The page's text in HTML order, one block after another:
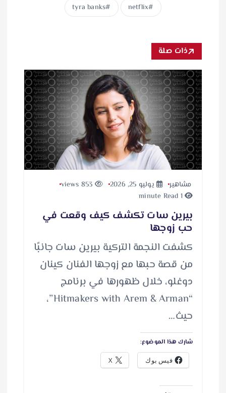
netflix
tyra banks
ذات صلة
مشاهير يوليو 25, 2026
1 minute Read
بيرين سات تكشف كيف وقعت في
حب زوجها
كشفت النجمة التركية بيرين سات جانبًا
من قصة حبها مع زوجها الفنان كينان
دوغلو، خلال ظهورها في برنامج
“Hitmakers with Arem & Arman”،
حيث…
شارك هذا الموضوع:
فيس بوك X